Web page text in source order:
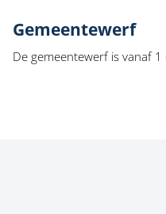
Gemeentewerf
De gemeentewerf is vanaf